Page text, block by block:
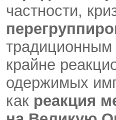
частности,
традиционным
крайне
одержимых
как реакция